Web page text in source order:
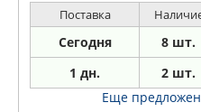
Поставка
Сегодня 8 шт.
1 дн. 2 шт.
Еще